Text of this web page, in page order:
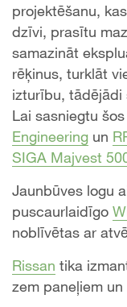
projektēšanu,
dzīvi, prasītu
samazināt
rēķinus, turklāt
izturību, tādējādi
Lai sasniegtu
Engineering un
SIGA Majvest
Jaunbūves logu
puscaurlaidīgo
noblīvētas ar
Rissan tika
zem paneļiem